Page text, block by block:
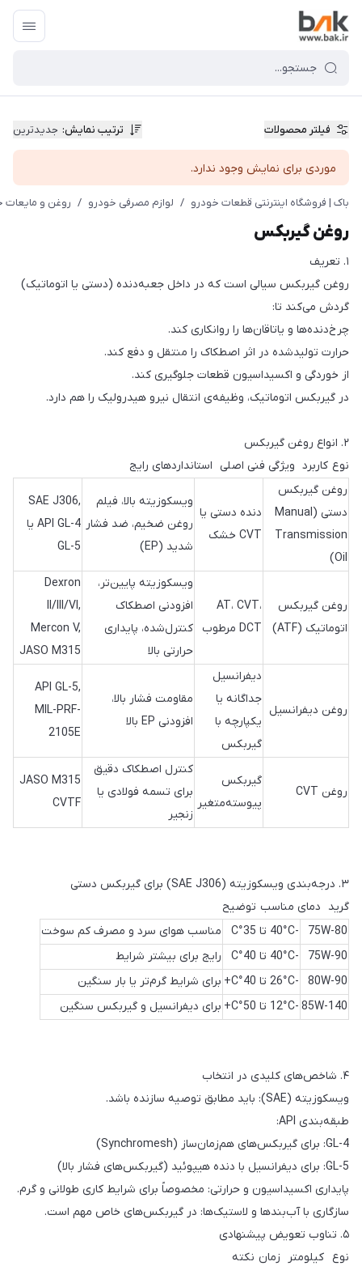
فیلتر محصولات ترتیب نمایش: جدیدترین
موردی برای نمایش وجود ندارد.
باک | فروشگاه اینترنتی قطعات خودرو / لوازم مصرفی خودرو / روغن و مایعات
روغن گیربکس
۱. تعریف
روغن گیربکس سیالی است که در داخل جعبه‌دنده (دستی یا اتوماتیک)
گردش می‌کند تا:
چرخ‌دنده‌ها و یاتاقان‌ها را روانکاری کند.
حرارت تولیدشده در اثر اصطکاک را منتقل و دفع کند.
از خوردگی و اکسیداسیون قطعات جلوگیری کند.
در گیربکس اتوماتیک، وظیفه‌ی انتقال نیرو هیدرولیک را هم دارد.
۲. انواع روغن گیربکس
نوع کاربرد ویژگی فنی اصلی استانداردهای رایج
روغن گیربکس
دستی (Manual
Transmission
Oil)
دنده دستی یا
CVT خشک
ویسکوزیته بالا، فیلم
روغن ضخیم، ضد فشار
شدید (EP)
SAE J306,
API GL-4 یا
GL-5
روغن گیربکس
اتوماتیک (ATF)
AT، CVT،
DCT مرطوب
ویسکوزیته پایین‌تر،
افزودنی اصطکاک
کنترل‌شده، پایداری
حرارتی بالا
Dexron
II/III/VI,
Mercon V,
JASO M315
روغن دیفرانسیل
دیفرانسیل
جداگانه یا
یکپارچه با
گیربکس
مقاومت فشار بالا،
افزودنی EP بالا
API GL-5,
MIL-PRF-
2105E
روغن CVT
گیربکس
پیوسته‌متغیر
کنترل اصطکاک دقیق
برای تسمه فولادی یا
زنجیر
JASO M315
CVTF
۳. درجه‌بندی ویسکوزیته (SAE J306) برای گیربکس دستی
گرید دمای مناسب توضیح
75W-80
-40°C تا 35°C
مناسب هوای سرد و مصرف کم سوخت
75W-90
-40°C تا 40°C
رایج برای بیشتر شرایط
80W-90
-26°C تا 40°C+
برای شرایط گرم‌تر یا بار سنگین
85W-140 -12°C تا 50°C+ برای دیفرانسیل و گیربکس سنگین
۴. شاخص‌های کلیدی در انتخاب
ویسکوزیته (SAE): باید مطابق توصیه سازنده باشد.
طبقه‌بندی API:
GL-4: برای گیربکس‌های هم‌زمان‌ساز (Synchromesh)
GL-5: برای دیفرانسیل با دنده هیپوئید (گیربکس‌های فشار بالا)
پایداری اکسیداسیون و حرارتی: مخصوصاً برای شرایط کاری طولانی و گرم.
سازگاری با آب‌بندها و لاستیک‌ها: در گیربکس‌های خاص مهم است.
۵. تناوب تعویض پیشنهادی
نوع کیلومتر زمان نکته